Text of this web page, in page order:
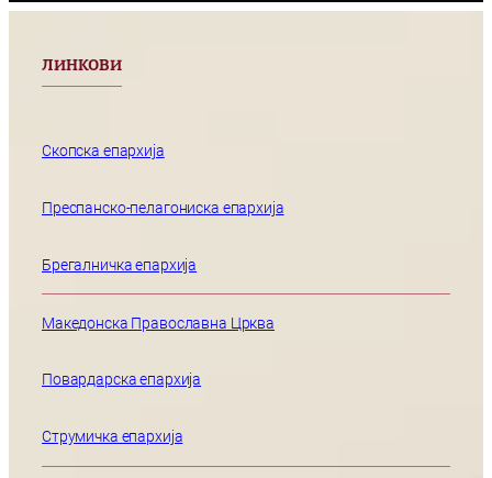
ЛИНКОВИ
Скопска епархија
Преспанско-пелагониска епархија
Брегалничка епархија
Македонска Православна Црква
Повардарска епархија
Струмичка епархија